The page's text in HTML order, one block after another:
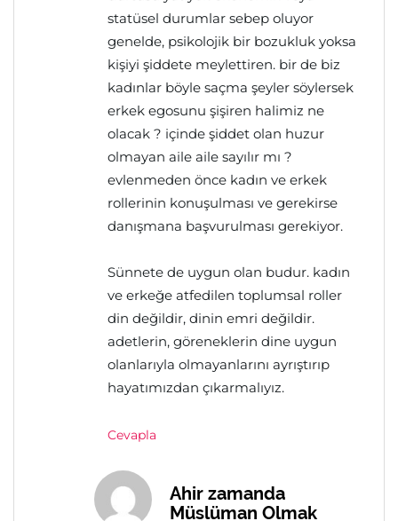
statüsel durumlar sebep oluyor
genelde, psikolojik bir bozukluk yoksa
kişiyi şiddete meylettiren. bir de biz
kadınlar böyle saçma şeyler söylersek
erkek egosunu şişiren halimiz ne
olacak ? içinde şiddet olan huzur
olmayan aile aile sayılır mı ?
evlenmeden önce kadın ve erkek
rollerinin konuşulması ve gerekirse
danışmana başvurulması gerekiyor.
Sünnete de uygun olan budur. kadın
ve erkeğe atfedilen toplumsal roller
din değildir, dinin emri değildir.
adetlerin, göreneklerin dine uygun
olanlarıyla olmayanlarını ayrıştırıp
hayatımızdan çıkarmalıyız.
Cevapla
Ahir zamanda
Müslüman Olmak